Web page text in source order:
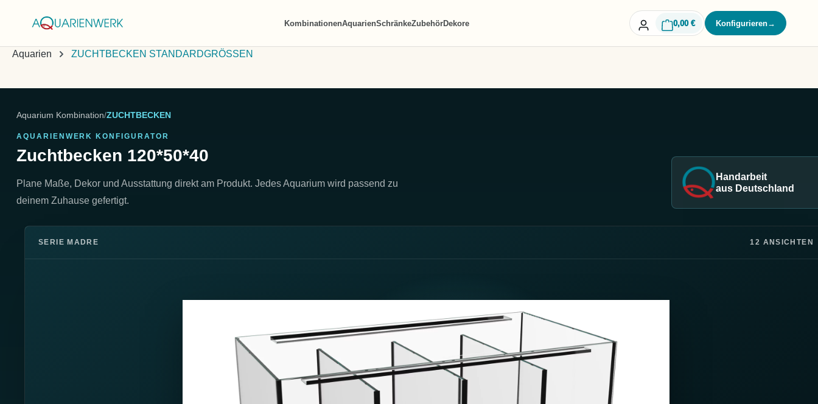
KombinationenAquarienSchränkeZubehörDekore 0,00 € Konfigurieren→
Aquarien ZUCHTBECKEN STANDARDGRÖSSEN
Aquarium Kombination/ZUCHTBECKEN
AQUARIENWERK KONFIGURATOR
Zuchtbecken 120*50*40
Plane Maße, Dekor und Ausstattung direkt am Produkt. Jedes Aquarium wird passend zu
deinem Zuhause gefertigt.
Handarbeit
aus Deutschland
SERIE MADRE 12 ANSICHTEN